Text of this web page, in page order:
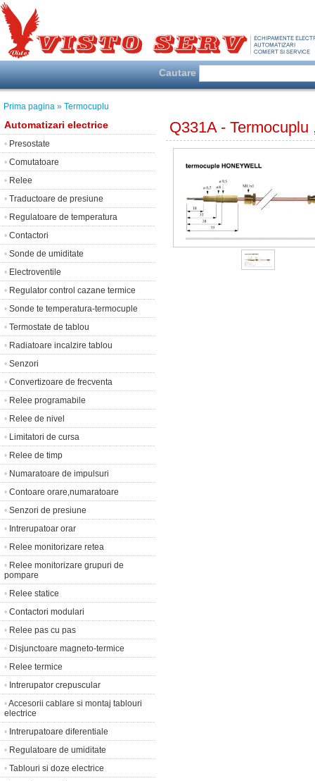
Cautare
Prima pagina » Termocuplu
Automatizari electrice
• Presostate
• Comutatoare
• Relee
• Traductoare de presiune
• Regulatoare de temperatura
• Contactori
• Sonde de umiditate
• Electroventile
• Regulator control cazane termice
• Sonde te temperatura-termocuple
• Termostate de tablou
• Radiatoare incalzire tablou
• Senzori
• Convertizoare de frecventa
• Relee programabile
• Relee de nivel
• Limitatori de cursa
• Relee de timp
• Numaratoare de impulsuri
• Contoare orare,numaratoare
• Senzori de presiune
• Intrerupatoar orar
• Relee monitorizare retea
• Relee monitorizare grupuri de
pompare
• Relee statice
• Contactori modulari
• Relee pas cu pas
• Disjunctoare magneto-termice
• Relee termice
• Intrerupator crepuscular
•Accesorii cablare si montaj tablouri
electrice
• Intrerupatoare diferentiale
• Regulatoare de umiditate
• Tablouri si doze electrice
Q331A -